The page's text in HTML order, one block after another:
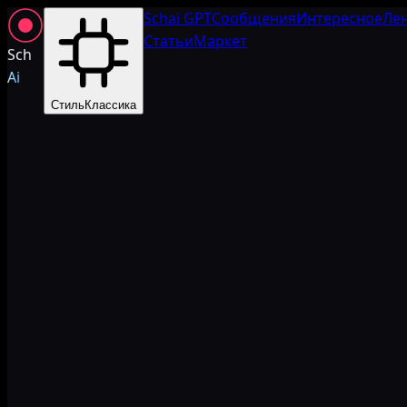
Sch
Ai
СтильКлассика
Schai GPTСообщенияИнтересное
СтатьиМаркет